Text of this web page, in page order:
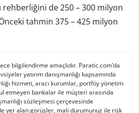
rehberliğini de 250 – 300 milyon
tahmin 375 – 425 milyon
bilgilendirme amaçlıdır. Paratic.com’da
yatırım danışmanlığı kapsamında
hizmeti, aracı kurumlar, portföy yönetim
etmeyen bankalar ile müşteri arasında
sözleşmesi çerçevesinde
yer alan görüşler, mali durumunuz ile risk